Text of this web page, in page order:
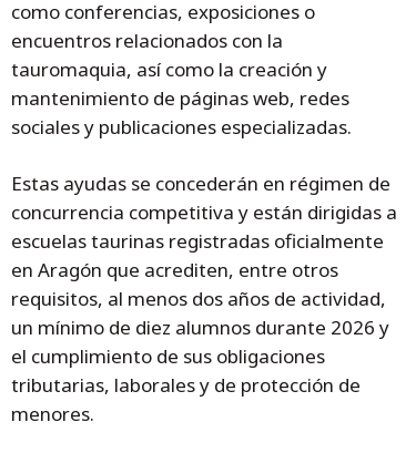
como conferencias, exposiciones o
encuentros relacionados con la
tauromaquia, así como la creación y
mantenimiento de páginas web, redes
sociales y publicaciones especializadas.
Estas ayudas se concederán en régimen de
concurrencia competitiva y están dirigidas a
escuelas taurinas registradas oficialmente
en Aragón que acrediten, entre otros
requisitos, al menos dos años de actividad,
un mínimo de diez alumnos durante 2026 y
el cumplimiento de sus obligaciones
tributarias, laborales y de protección de
menores.